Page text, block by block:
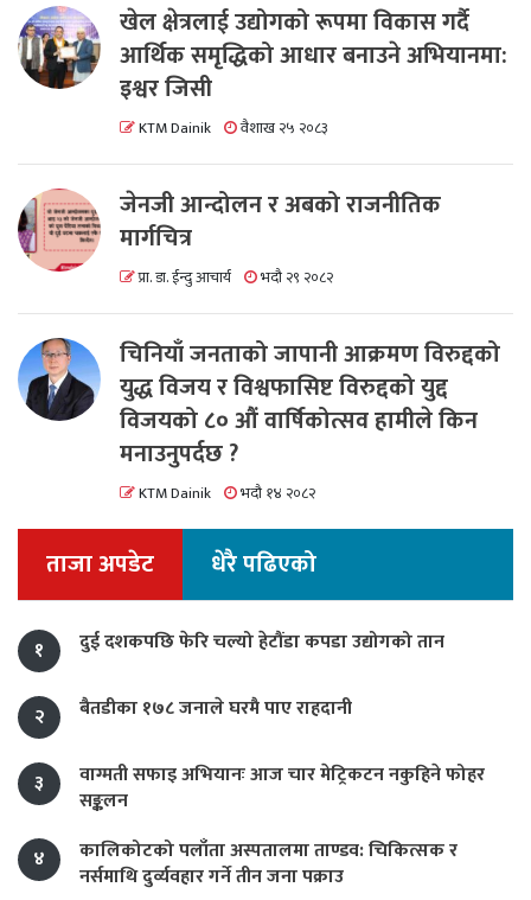
खेल क्षेत्रलाई उद्योगको रूपमा विकास गर्दै
आर्थिक समृद्धिको आधार बनाउने अभियानमा:
इश्वर जिसी
KTM Dainik वैशाख २५ २०८३
जेनजी आन्दोलन र अबको राजनीतिक
मार्गचित्र
प्रा. डा. ईन्दु आचार्य भदौ २९ २०८२
चिनियाँ जनताको जापानी आक्रमण विरुद्दको
युद्ध विजय र विश्वफासिष्ट विरुद्दको युद्द
विजयको ८० औं वार्षिकोत्सव हामीले किन
मनाउनुपर्दछ ?
KTM Dainik भदौ १४ २०८२
ताजा अपडेट धेरै पढिएको
१ दुई दशकपछि फेरि चल्यो हेटौंडा कपडा उद्योगको तान
२ बैतडीका १७८ जनाले घरमै पाए राहदानी
३
वाग्मती सफाइ अभियानः आज चार मेट्रिकटन नकुहिने फोहर
सङ्कलन
४
कालिकोटको पलाँता अस्पतालमा ताण्डव: चिकित्सक र
नर्समाथि दुर्व्यवहार गर्ने तीन जना पक्राउ